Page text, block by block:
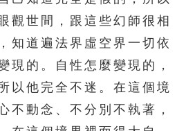
158 159 160
168 169 170
173 174 175
178 179 180
觀世間，跟這些幻師很相
知道遍法界虛空界一切依
現的。自性怎麼變現的，
以他完全不迷。在這個境
不動念、不分別不執著，